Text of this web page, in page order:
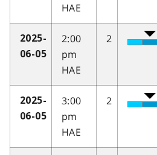
HAE
2025-
06-05
2:00
pm
HAE
2
2025-
06-05
3:00
pm
HAE
2